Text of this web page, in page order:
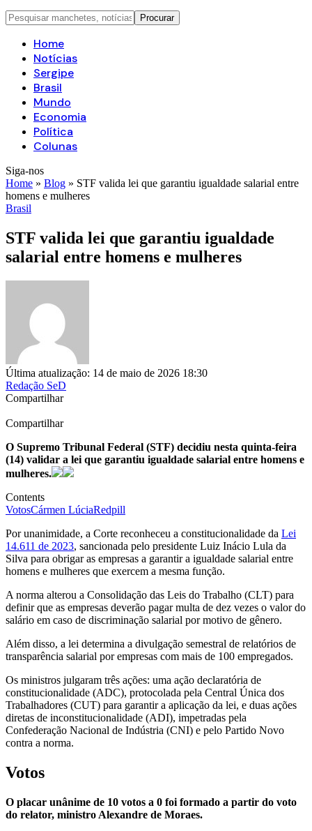
Home
Notícias
Sergipe
Brasil
Mundo
Economia
Política
Colunas
Siga-nos
Home » Blog » STF valida lei que garantiu igualdade salarial entre
homens e mulheres
Brasil
STF valida lei que garantiu igualdade
salarial entre homens e mulheres
Última atualização: 14 de maio de 2026 18:30
Redação SeD
Compartilhar
Compartilhar
O Supremo Tribunal Federal (STF) decidiu nesta quinta-feira
(14) validar a lei que garantiu igualdade salarial entre homens e
mulheres.
Contents
VotosCármen LúciaRedpill
Por unanimidade, a Corte reconheceu a constitucionalidade da Lei
14.611 de 2023, sancionada pelo presidente Luiz Inácio Lula da
Silva para obrigar as empresas a garantir a igualdade salarial entre
homens e mulheres que exercem a mesma função.
A norma alterou a Consolidação das Leis do Trabalho (CLT) para
definir que as empresas deverão pagar multa de dez vezes o valor do
salário em caso de discriminação salarial por motivo de gênero.
Além disso, a lei determina a divulgação semestral de relatórios de
transparência salarial por empresas com mais de 100 empregados.
Os ministros julgaram três ações: uma ação declaratória de
constitucionalidade (ADC), protocolada pela Central Única dos
Trabalhadores (CUT) para garantir a aplicação da lei, e duas ações
diretas de inconstitucionalidade (ADI), impetradas pela
Confederação Nacional de Indústria (CNI) e pelo Partido Novo
contra a norma.
Votos
O placar unânime de 10 votos a 0 foi formado a partir do voto
do relator, ministro Alexandre de Moraes.